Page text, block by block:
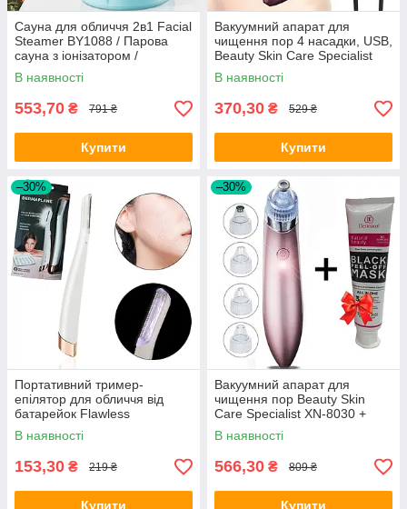
Сауна для обличчя 2в1 Facial
Steamer BY1088 / Парова
сауна з іонізатором /
Розпарювач з регулюванням
пара
В наявності
553,70 ₴ 791 ₴
Купити
Вакуумний апарат для
чищення пор 4 насадки, USB,
Beauty Skin Care Specialist
XN-8030, Рожевий /
Дефузний очищувач пор
В наявності
370,30 ₴ 529 ₴
Купити
–30%
Портативний тример-
епілятор для обличчя від
батарейок Flawless
Dermaplane GLO / Тример
для брів з підсвічуванням
В наявності
153,30 ₴ 219 ₴
Купити
–30%
Вакуумний апарат для
чищення пор Beauty Skin
Care Specialist XN-8030 +
Маска для очищення пор
В наявності
566,30 ₴ 809 ₴
Купити